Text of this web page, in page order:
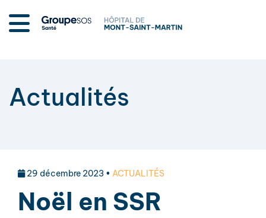
Actualités
29 décembre 2023 • ACTUALITÉS
Noël en SSR